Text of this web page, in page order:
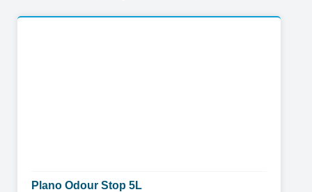
Plano Odour Stop 5L